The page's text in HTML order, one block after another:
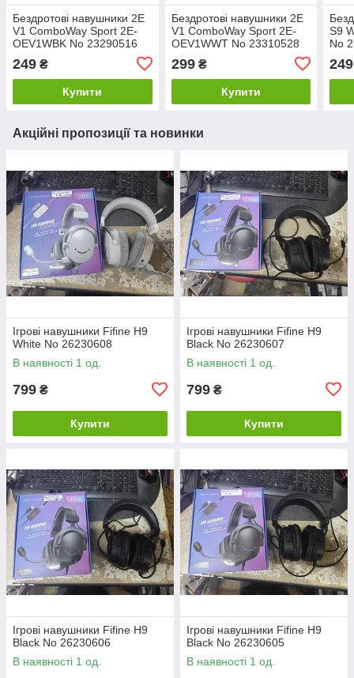
Бездротові навушники 2E
V1 ComboWay Sport 2E-
OEV1WBK No 23290516
249 ₴
Купити
Бездротові навушники 2E
V1 ComboWay Sport 2E-
OEV1WWT No 23310528
299₴
Купити
S9
No
249
Акційні пропозиції та новинки
Ігрові навушники Fifine H9
White No 26230608
В наявності 1 од.
799 ₴
Купити
Ігрові навушники Fifine H9
Black No 26230607
В наявності 1 од.
799 ₴
Купити
Ігрові навушники Fifine H9
Black No 26230606
В наявності 1 од.
Ігрові навушники Fifine H9
Black No 26230605
В наявності 1 од.